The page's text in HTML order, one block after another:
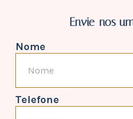
Envie-nos
Nome
Telefone